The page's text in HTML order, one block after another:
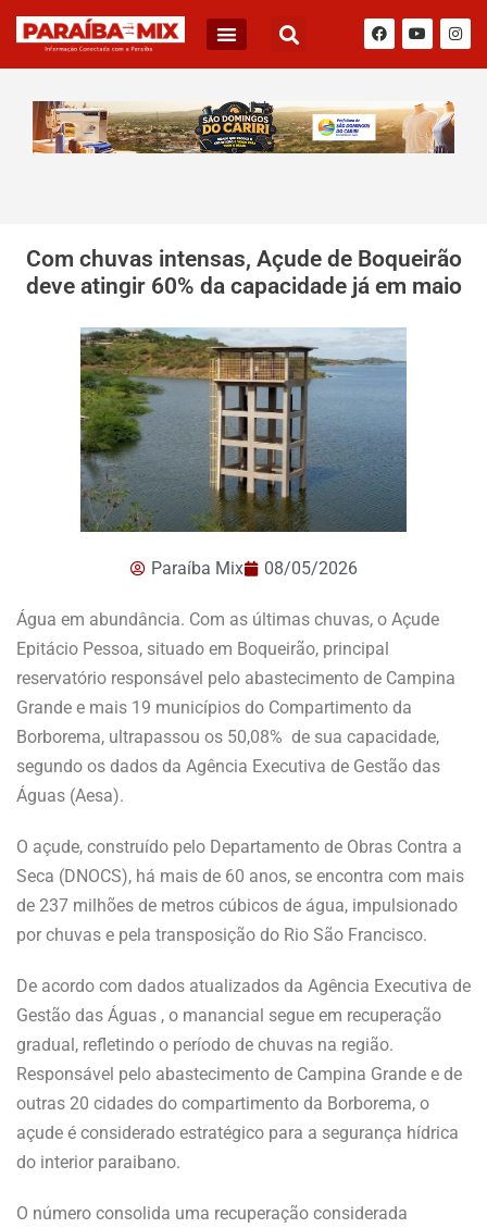
Com chuvas intensas, Açude de Boqueirão
deve atingir 60% da capacidade já em maio
Paraíba Mix 08/05/2026
Água em abundância. Com as últimas chuvas, o Açude
Epitácio Pessoa, situado em Boqueirão, principal
reservatório responsável pelo abastecimento de Campina
Grande e mais 19 municípios do Compartimento da
Borborema, ultrapassou os 50,08% de sua capacidade,
segundo os dados da Agência Executiva de Gestão das
Águas (Aesa).
O açude, construído pelo Departamento de Obras Contra a
Seca (DNOCS), há mais de 60 anos, se encontra com mais
de 237 milhões de metros cúbicos de água, impulsionado
por chuvas e pela transposição do Rio São Francisco.
De acordo com dados atualizados da Agência Executiva de
Gestão das Águas , o manancial segue em recuperação
gradual, refletindo o período de chuvas na região.
Responsável pelo abastecimento de Campina Grande e de
outras 20 cidades do compartimento da Borborema, o
açude é considerado estratégico para a segurança hídrica
do interior paraibano.
O número consolida uma recuperação considerada